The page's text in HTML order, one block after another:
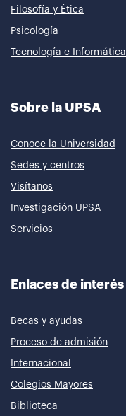
Filosofía y Ética
Psicología
Tecnología e Informática
Sobre la UPSA
Conoce la Universidad
Sedes y centros
Visítanos
Investigación UPSA
Servicios
Enlaces de interés
Becas y ayudas
Proceso de admisión
Internacional
Colegios Mayores
Biblioteca